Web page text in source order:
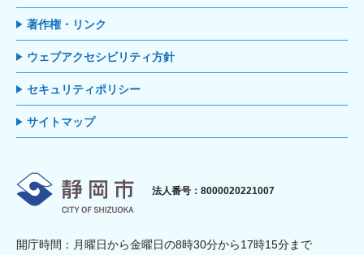
著作権・リンク
ウェブアクセシビリティ方針
セキュリティポリシー
サイトマップ
静岡市
法人番号：8000020221007
開庁時間：月曜日から金曜日の8時30分から17時15分まで